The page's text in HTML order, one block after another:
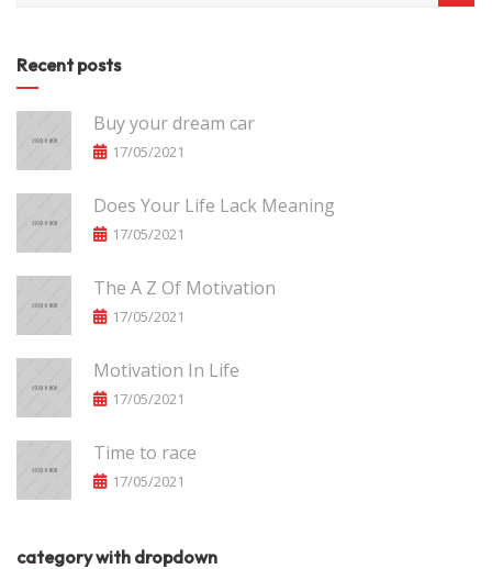
Recent posts
Buy your dream car
17/05/2021
Does Your Life Lack Meaning
17/05/2021
The A Z Of Motivation
17/05/2021
Motivation In Life
17/05/2021
Time to race
17/05/2021
category with dropdown